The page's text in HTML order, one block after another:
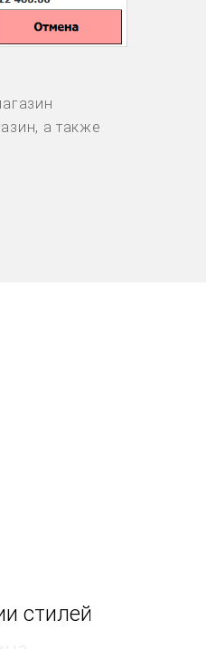
а также
стилей